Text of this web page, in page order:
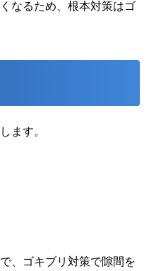
なるため、根本対策はゴ
ます。
、ゴキブリ対策で隙間を